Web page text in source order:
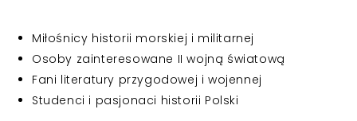
Miłośnicy historii morskiej i militarnej
Osoby zainteresowane II wojną światową
Fani literatury przygodowej i wojennej
Studenci i pasjonaci historii Polski